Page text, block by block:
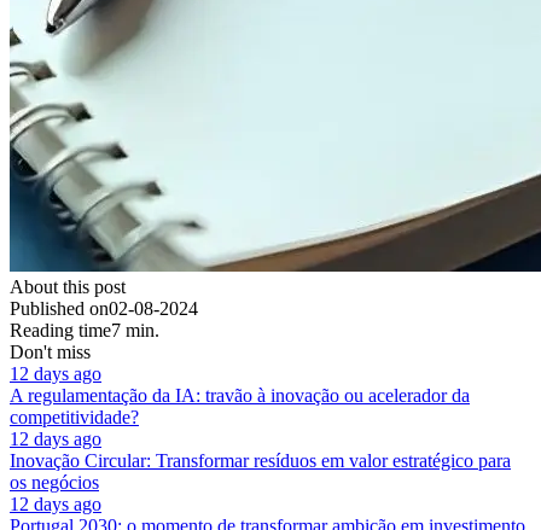
About this post
Published on02-08-2024
Reading time7 min.
Don't miss
12 days ago
A regulamentação da IA: travão à inovação ou acelerador da
competitividade?
12 days ago
Inovação Circular: Transformar resíduos em valor estratégico para
os negócios
12 days ago
Portugal 2030: o momento de transformar ambição em investimento